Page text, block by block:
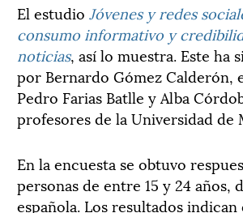
El estudio Jóvenes y redes
consumo informativo y
noticias, así lo muestra. Este ha
por Bernardo Gómez Calderón,
Pedro Farias Batlle y Alba
profesores de la Universidad de
En la encuesta se obtuvo
personas de entre 15 y 24 años,
española. Los resultados indican